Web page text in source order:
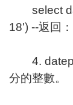
select
18') --返回
4.
分的整數。